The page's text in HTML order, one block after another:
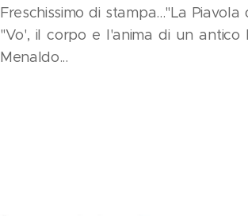
Freschissimo di stampa..."La
"Vo', il corpo e l'anima di un antico
Menaldo...